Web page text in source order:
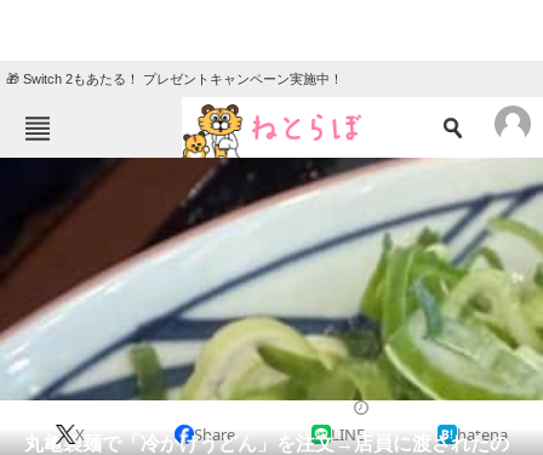
🎁 Switch 2もあたる！ プレゼントキャンペーン実施中！
ニュース
エンタメ クイズ
グルメ
住まい 教育・育児
動物 リサーチ
会員記事
丸亀製麺で「冷かけうどん」を注文→店員に渡されたの
X Share LINE hatena